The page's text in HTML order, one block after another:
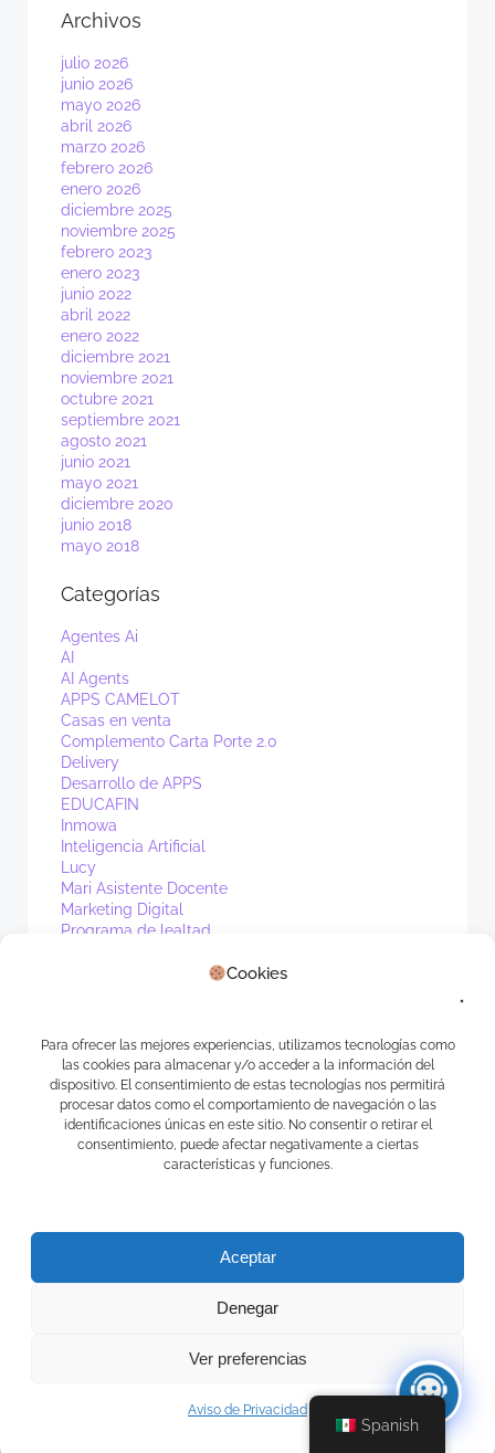
Cookies
Para ofrecer las mejores experiencias, utilizamos tecnologías como
las cookies para almacenar y/o acceder a la información del
dispositivo. El consentimiento de estas tecnologías nos permitirá
procesar datos como el comportamiento de navegación o las
identificaciones únicas en este sitio. No consentir o retirar el
consentimiento, puede afectar negativamente a ciertas
características y funciones.
Aceptar
Denegar
Ver preferencias
Aviso de Privacidad
Archivos
julio 2026
junio 2026
mayo 2026
abril 2026
marzo 2026
febrero 2026
enero 2026
diciembre 2025
noviembre 2025
febrero 2023
enero 2023
junio 2022
abril 2022
enero 2022
diciembre 2021
noviembre 2021
octubre 2021
septiembre 2021
agosto 2021
junio 2021
mayo 2021
diciembre 2020
junio 2018
mayo 2018
Categorías
Agentes Ai
AI
AI Agents
APPS CAMELOT
Casas en venta
Complemento Carta Porte 2.0
Delivery
Desarrollo de APPS
EDUCAFIN
Inmowa
Inteligencia Artificial
Lucy
Mari Asistente Docente
Marketing Digital
Programa de lealtad
WhatsApp
Meta
Acceder
Feed de entradas
Feed de comentarios
© 2026 APPS CAMELOT. Creado usando WordPress y
Ecliptica Theme .
Spanish